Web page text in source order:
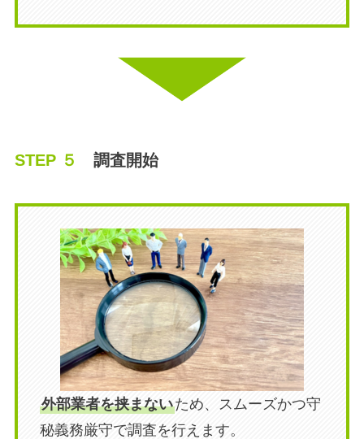
STEP ５ 調査開始
外部業者を挟まないため、スムーズかつ守
秘義務厳守で調査を行えます。